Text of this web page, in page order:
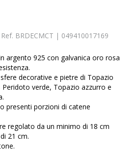
Ref. BRDECMCT | 049410017169
argento 925 con galvanica oro rosa
decorative e pietre di Topazio
verde, Topazio azzurro e
presenti porzioni di catene
regolato da un minimo di 18 cm
21 cm.